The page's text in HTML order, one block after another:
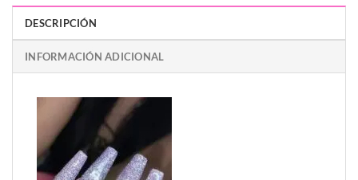
DESCRIPCIÓN
INFORMACIÓN ADICIONAL